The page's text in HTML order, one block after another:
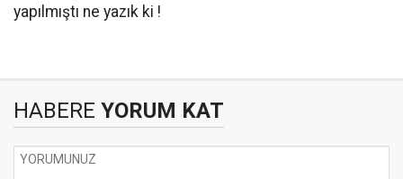
yapılmıştı ne yazık ki !
HABERE YORUM KAT